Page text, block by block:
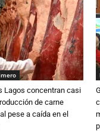
Lagos concentran casi
de carne
pese a caída en el